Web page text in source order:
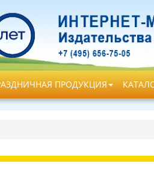
ПРОДУКЦИЯ